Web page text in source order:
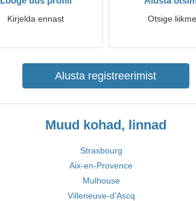
Kirjelda ennast Otsige
Alusta registreerimist
Muud kohad, linnad
Strasbourg
Aix-en-Provence
Mulhouse
Villeneuve-d'Ascq